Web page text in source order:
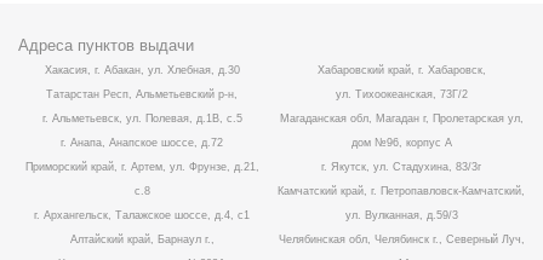
Адреса пунктов выдачи
Хакасия, г. Абакан, ул. Хлебная, д.30
Татарстан Респ, Альметьевский р-н,
г. Альметьевск, ул. Полевая, д.1В, с.5
г. Анапа, Анапское шоссе, д.72
Приморский край, г. Артем, ул. Фрунзе, д.21,
с.8
г. Архангельск, Талажское шоссе, д.4, с1
Алтайский край, Барнаул г.,
Хабаровский край, г. Хабаровск,
ул. Тихоокеанская, 73Г/2
Магаданская обл, Магадан г, Пролетарская ул,
дом №96, корпус А
г. Якутск, ул. Стадухина, 83/3г
Камчатский край, г. Петропавловск-Камчатский,
ул. Вулканная, д.59/3
Челябинская обл, Челябинск г., Северный Луч,